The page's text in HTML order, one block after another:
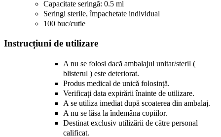
Capacitate seringă: 0.5 ml
Seringi sterile, împachetate individual
100 buc/cutie
Instrucțiuni de utilizare
A nu se folosi dacă ambalajul unitar/steril (
blisterul ) este deteriorat.
Produs medical de unică folosință.
Verificați data expirării înainte de utilizare.
A se utiliza imediat după scoaterea din ambalaj.
A nu se lăsa la îndemâna copiilor.
Destinat exclusiv utilizării de către personal
calificat.